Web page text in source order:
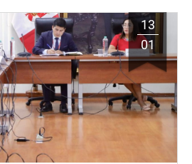
13
01